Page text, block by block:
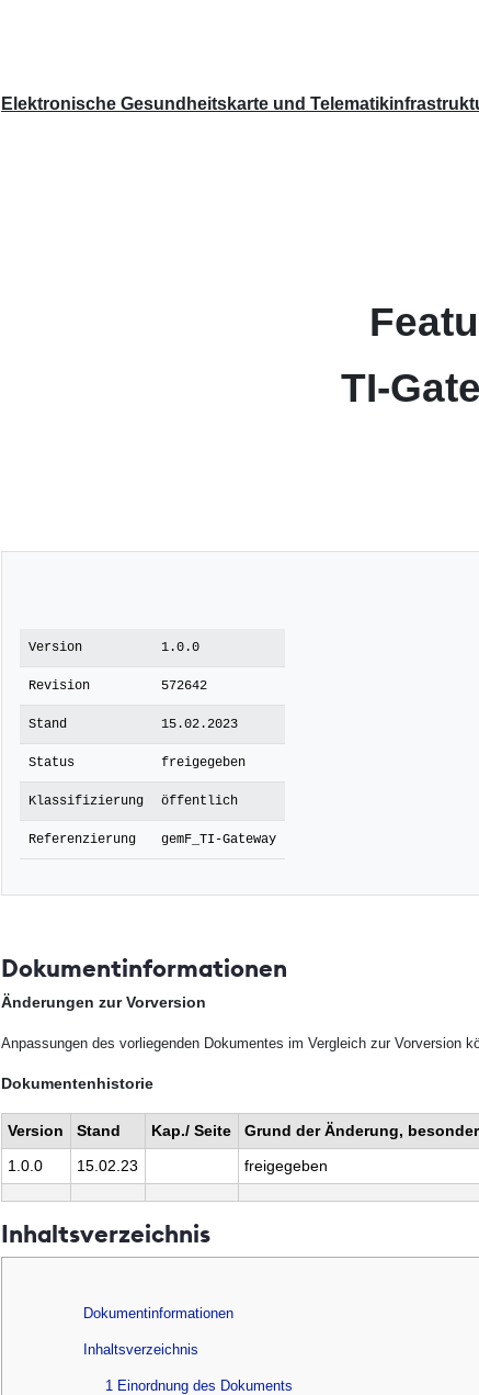
Elektronische Gesundheitskarte und
TI-
Version 1.0.0
Revision 572642
Stand 15.02.2023
Status freigegeben
Klassifizierung öffentlich
Referenzierung gemF_TI-Gateway
Dokumentinformationen
Änderungen zur Vorversion
Anpassungen des vorliegenden Dokumentes im Vergleich zur Vorversion
Dokumentenhistorie
Version Stand Kap./ Seite Grund der Änderung,
1.0.0
15.02.23 freigegeben
Inhaltsverzeichnis
Dokumentinformationen
Inhaltsverzeichnis
1 Einordnung des Dokuments